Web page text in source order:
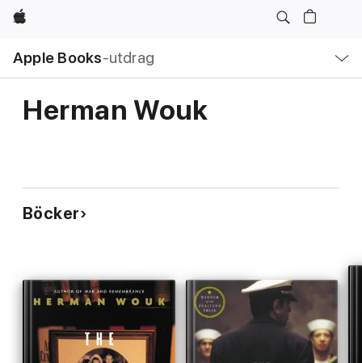
Apple
Apple Books‑utdrag
navigering
öppna
Herman Wouk
Böcker